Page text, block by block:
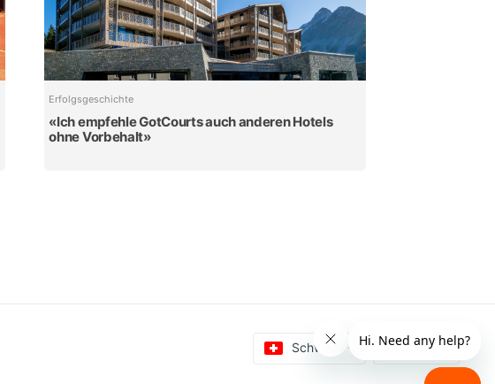
Erfolgsgeschichte
«Ich empfehle GotCourts auch anderen Hotels
ohne Vorbehalt»
Schweiz Deutsch